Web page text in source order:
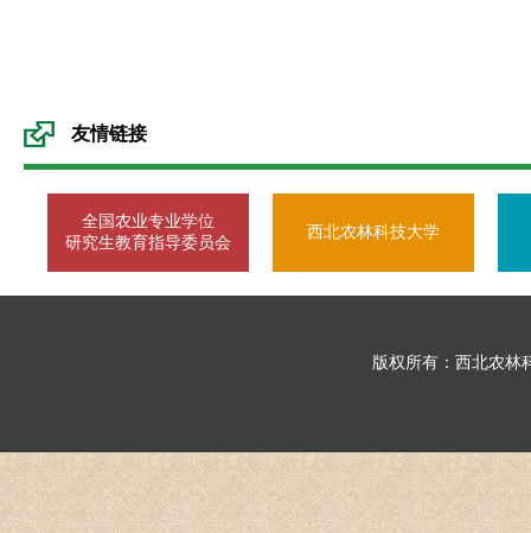
友情链接
全国农业专业学位
研究生教育指导委员会
西北农林科技大学
版权所有：西北农